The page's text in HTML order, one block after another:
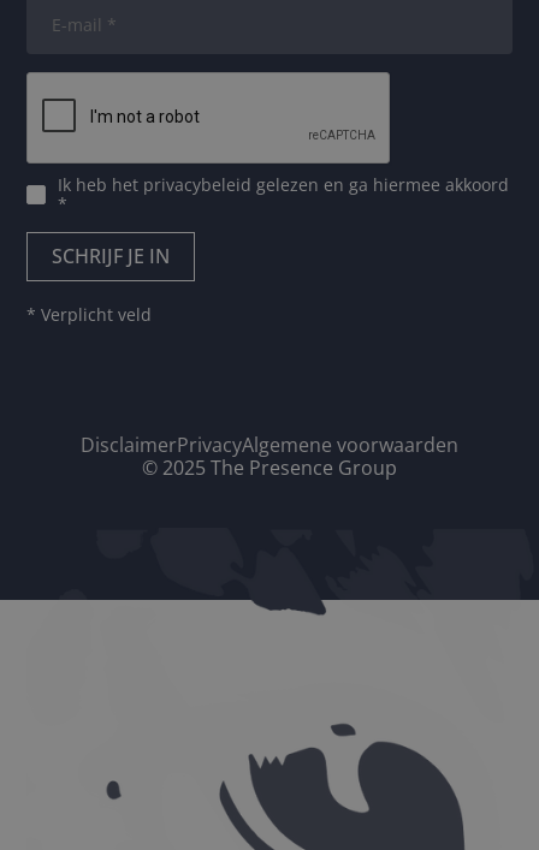
Ik heb het privacybeleid gelezen en ga hiermee akkoord
*
* Verplicht veld
DisclaimerPrivacyAlgemene voorwaarden
© 2025 The Presence Group